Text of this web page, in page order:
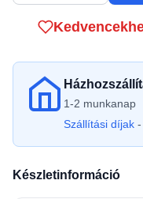
1-2 munkanap
Szállítási díjak
Készletinformáció